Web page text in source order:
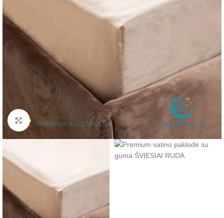
Padidinti